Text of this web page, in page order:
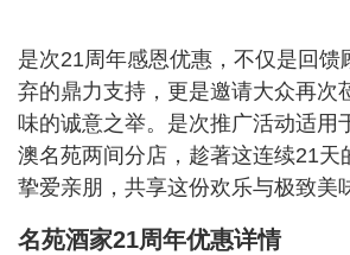
是次21周年感恩优惠，不仅是回馈
弃的鼎力支持，更是邀请大众再次
味的诚意之举。是次推广活动适用
澳名苑两间分店，趁著这连续21天
挚爱亲朋，共享这份欢乐与极致美
名苑酒家21周年优惠详情